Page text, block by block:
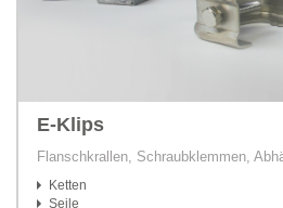
E-Klips
Flanschkrallen, Schraubklemmen,
Ketten
Seile